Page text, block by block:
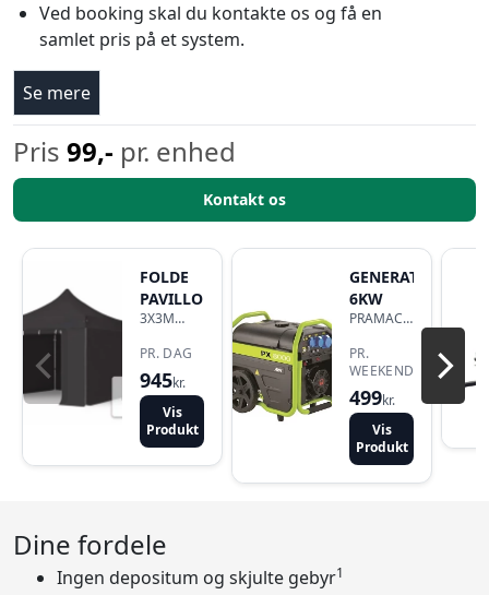
Ved booking skal du kontakte os og få en
samlet pris på et system.
Se mere
Pris 99,- pr. enhed
Kontakt os
FOLDE
PAVILLON
3X3M
SIDER
PR. DAG
945kr.
Vis
Produkt
GENERATOR
6KW
PRAMAC
PR.
WEEKEND
499kr.
Vis
Produkt
Dine fordele
Ingen depositum og skjulte gebyr1